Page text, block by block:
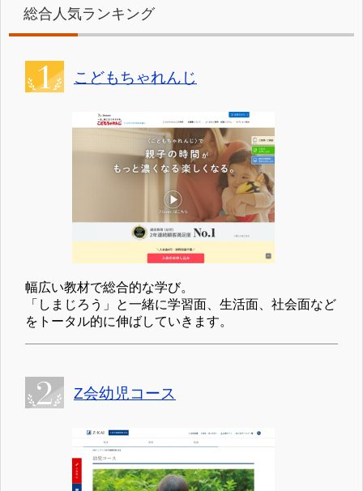
総合人気ランキング
こどもちゃれんじ
幅広い教材で総合的な学び。
「しまじろう」と一緒に学習面、生活面、社会面など
をトータル的に伸ばしていきます。
Z会幼児コース